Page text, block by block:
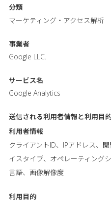
分類
マーケティング・アクセス解析
事業者
Google LLC.
サービス名
Google Analytics
送信される利用者情報と利用目
利用者情報
クライアントID、IPアドレス、
イスタイプ、オペレーティング
言語、画像解像度
利用目的